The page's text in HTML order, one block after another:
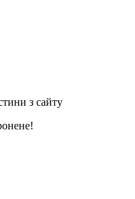
з сайту